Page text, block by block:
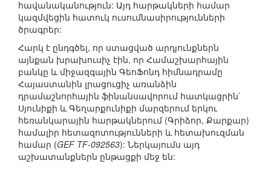
հավանականություն: Այդ հարթակների համար
կազմվեցին հատուկ ուսումնասիրությունների
ծրագրեր:
Հարկ է ընդգծել, որ ստացված արդյունքներն
այնքան խրախուսիչ էին, որ Համաշխարհային
բանկը և միջազգային ԳեոՖոնդ հիմնադրամը
Հայաստանին լրացուցիչ առանձին
դրամաշնորհային ֆինանսավորում հատկացրին`
Սյունիքի և Գեղարքունիքի մարզերում երկու
հեռանկարային հարթակներում (Գրիձոր, Քարքար)
համալիր հետազոտությունների և հետախուզման
համար (GEF TF-092563): Ներկայումս այդ
աշխատանքներն ընթացքի մեջ են: